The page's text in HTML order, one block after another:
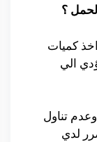
؟
كميات
الي
تناول
لدي